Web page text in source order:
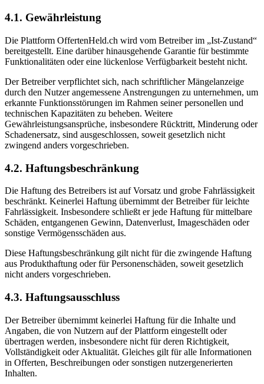
4.1. Gewährleistung
Die Plattform OffertenHeld.ch wird vom Betreiber im „Ist-Zustand“
bereitgestellt. Eine darüber hinausgehende Garantie für bestimmte
Funktionalitäten oder eine lückenlose Verfügbarkeit besteht nicht.
Der Betreiber verpflichtet sich, nach schriftlicher Mängelanzeige
durch den Nutzer angemessene Anstrengungen zu unternehmen, um
erkannte Funktionsstörungen im Rahmen seiner personellen und
technischen Kapazitäten zu beheben. Weitere
Gewährleistungsansprüche, insbesondere Rücktritt, Minderung oder
Schadenersatz, sind ausgeschlossen, soweit gesetzlich nicht
zwingend anders vorgeschrieben.
4.2. Haftungsbeschränkung
Die Haftung des Betreibers ist auf Vorsatz und grobe Fahrlässigkeit
beschränkt. Keinerlei Haftung übernimmt der Betreiber für leichte
Fahrlässigkeit. Insbesondere schließt er jede Haftung für mittelbare
Schäden, entgangenen Gewinn, Datenverlust, Imageschäden oder
sonstige Vermögensschäden aus.
Diese Haftungsbeschränkung gilt nicht für die zwingende Haftung
aus Produkthaftung oder für Personenschäden, soweit gesetzlich
nicht anders vorgeschrieben.
4.3. Haftungsausschluss
Der Betreiber übernimmt keinerlei Haftung für die Inhalte und
Angaben, die von Nutzern auf der Plattform eingestellt oder
übertragen werden, insbesondere nicht für deren Richtigkeit,
Vollständigkeit oder Aktualität. Gleiches gilt für alle Informationen
in Offerten, Beschreibungen oder sonstigen nutzergenerierten
Inhalten.